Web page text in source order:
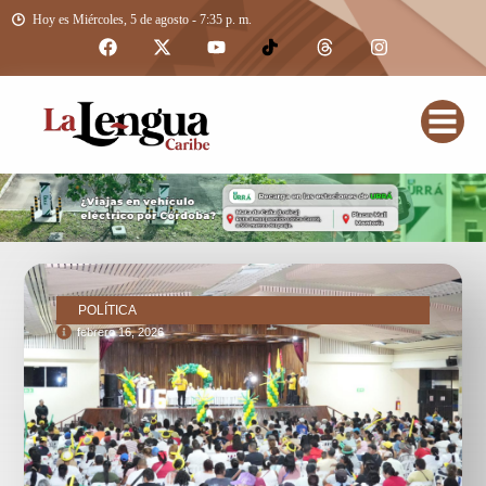
Hoy es Miércoles, 5 de agosto - 7:35 p. m.
POLÍTICA
febrero 16, 2026